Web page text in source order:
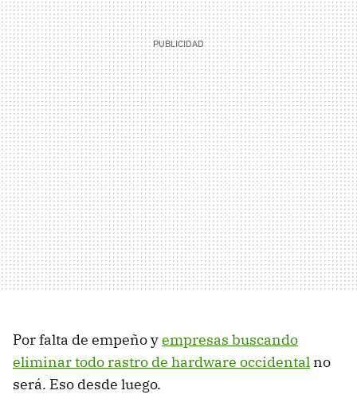
Por falta de empeño yempresas buscando
eliminar todo rastro de hardware occidental no
será. Eso desde luego.